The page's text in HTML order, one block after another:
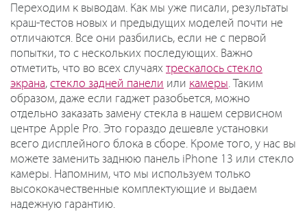
Переходим к выводам. Как мы уже писали, результаты
краш-тестов новых и предыдущих моделей почти не
отличаются. Все они разбились, если не с первой
попытки, то с нескольких последующих. Важно
отметить, что во всех случаях трескалось стекло
экрана, стекло задней панели или камеры. Таким
образом, даже если гаджет разобьется, можно
отдельно заказать замену стекла в нашем сервисном
центре Apple Pro. Это гораздо дешевле установки
всего дисплейного блока в сборе. Кроме того, у нас вы
можете заменить заднюю панель iPhone 13 или стекло
камеры. Напомним, что мы используем только
высококачественные комплектующие и выдаем
надежную гарантию.